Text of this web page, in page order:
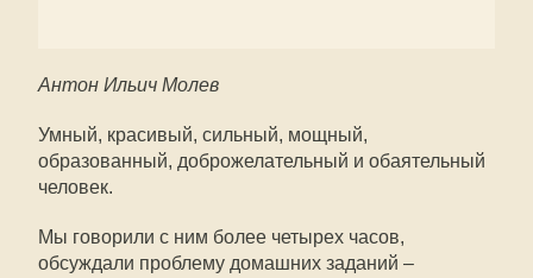
Антон Ильич Молев
Умный, красивый, сильный, мощный,
образованный, доброжелательный и обаятельный
человек.
Мы говорили с ним более четырех часов,
обсуждали проблему домашних заданий –